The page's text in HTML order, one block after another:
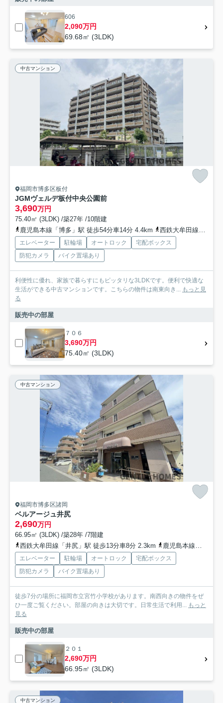
606
2,090万円
69.68㎡ (3LDK)
中古マンション
福岡市博多区板付
JGMヴェルデ板付中央公園前
3,690万円
75.40㎡ (3LDK) /築27年 /10階建
鹿児島本線「博多」駅 徒歩54分車14分 4.4km
西鉄大牟田線「大橋」駅 徒歩34分車10分 2.9km
エレベーター 駐輪場 オートロック
宅配ボックス
防犯カメラ
バイク置場あり
利便性に優れ、家族で暮らすにもピッタリな3LDKです。便利で快適な
生活ができる中古マンションです。こちらの物件は南東向き...
もっと見
る
販売中の部屋
７０６
3,690万円
75.40㎡ (3LDK)
中古マンション
福岡市博多区諸岡
ベルアージュ井尻
2,690万円
66.95㎡ (3LDK) /築28年 /7階建
西鉄大牟田線「井尻」駅 徒歩13分車8分 2.3km
鹿児島本線「笹原」駅 徒歩13分車9分 2.6km
エレベーター 駐輪場 オートロック
宅配ボックス
防犯カメラ
バイク置場あり
徒歩7分の場所に福岡市立宮竹小学校があります。南西向きの物件をぜ
ひ一度ご覧ください。部屋の向きは大切です。日常生活で利用...
もっと
見る
販売中の部屋
２０１
2,690万円
66.95㎡ (3LDK)
中古マンション